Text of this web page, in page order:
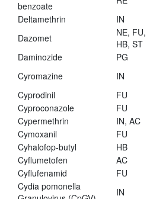
benzoate
Deltamethrin
IN
Dazomet
NE, FU,
HB, ST
Daminozide
PG
Cyromazine
IN
Cyprodinil
FU
Cyproconazole
FU
Cypermethrin
IN, AC
Cymoxanil
FU
Cyhalofop-butyl
HB
Cyflumetofen
AC
Cyflufenamid
FU
Cydia pomonella
IN